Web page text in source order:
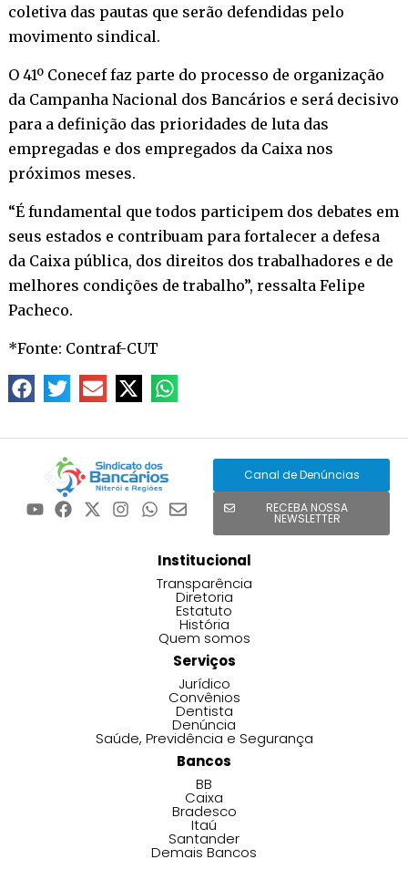
coletiva das pautas que serão defendidas pelo
movimento sindical.
O 41º Conecef faz parte do processo de organização
da Campanha Nacional dos Bancários e será decisivo
para a definição das prioridades de luta das
empregadas e dos empregados da Caixa nos
próximos meses.
“É fundamental que todos participem dos debates em
seus estados e contribuam para fortalecer a defesa
da Caixa pública, dos direitos dos trabalhadores e de
melhores condições de trabalho”, ressalta Felipe
Pacheco.
*Fonte: Contraf-CUT
Canal de Denúncias
RECEBA NOSSA
NEWSLETTER
Institucional
Transparência
Diretoria
Estatuto
História
Quem somos
Serviços
Jurídico
Convênios
Dentista
Denúncia
Saúde, Previdência e Segurança
Bancos
BB
Caixa
Bradesco
Itaú
Santander
Demais Bancos